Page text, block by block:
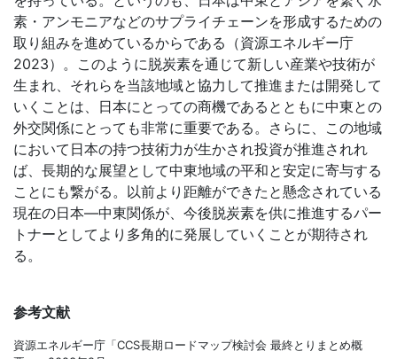
素・アンモニアなどのサプライチェーンを形成するための
取り組みを進めているからである（資源エネルギー庁
2023）。このように脱炭素を通じて新しい産業や技術が
生まれ、それらを当該地域と協力して推進または開発して
いくことは、日本にとっての商機であるとともに中東との
外交関係にとっても非常に重要である。さらに、この地域
において日本の持つ技術力が生かされ投資が推進されれ
ば、長期的な展望として中東地域の平和と安定に寄与する
ことにも繋がる。以前より距離ができたと懸念されている
現在の日本―中東関係が、今後脱炭素を供に推進するパー
トナーとしてより多角的に発展していくことが期待され
る。
参考文献
資源エネルギー庁「CCS長期ロードマップ検討会 最終とりまとめ概